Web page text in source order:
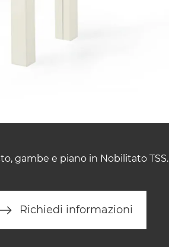
gambe e piano in Nobilitato TSS.
Richiedi informazioni